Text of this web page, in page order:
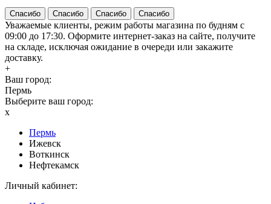
Спасибо Спасибо Спасибо Спасибо
Уважаемые клиенты, режим работы магазина по будням с
09:00 до 17:30. Оформите интернет-заказ на сайте, получите
на складе, исключая ожидание в очереди или закажите
доставку.
+
Ваш город:
Пермь
Выберите ваш город:
x
Пермь
Ижевск
Воткинск
Нефтекамск
Личный кабинет: